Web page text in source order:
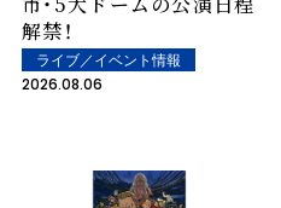
解禁！
ライブ／イベント情報
2026.08.06